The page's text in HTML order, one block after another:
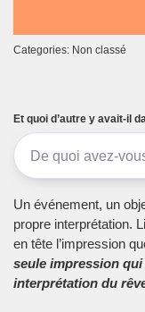
Categories: Non classé
Et quoi d’autre y avait-il
Un événement, un
propre interprétation.
en tête l’impression
seule impression
interprétation du